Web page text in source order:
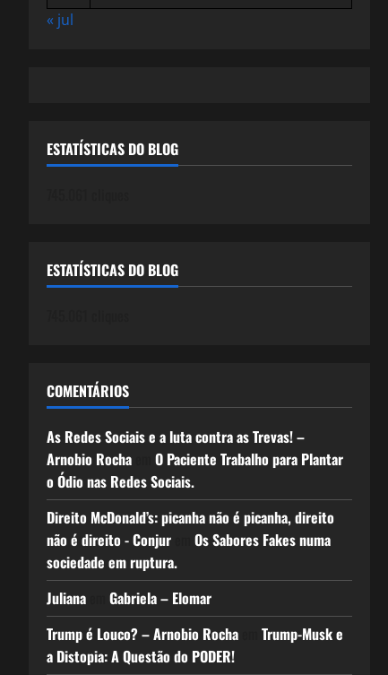
« jul
ESTATÍSTICAS DO BLOG
ESTATÍSTICAS DO BLOG
COMENTÁRIOS
As Redes Sociais e a luta contra as Trevas! –
Arnobio Rochaem O Paciente Trabalho para Plantar
o Ódio nas Redes Sociais.
Direito McDonald’s: picanha não é picanha, direito
não é direito - Conjurem Os Sabores Fakes numa
sociedade em ruptura.
Julianaem Gabriela – Elomar
Trump é Louco? – Arnobio Rochaem Trump-Musk e
a Distopia: A Questão do PODER!